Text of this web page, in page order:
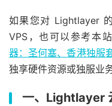
如果您对 Lightlayer
VPS，也可以参考本
器：圣何塞、香港独服
独享硬件资源或独服业
一、Lightlayer